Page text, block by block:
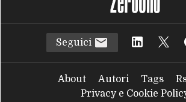
Seguici
About Autori Tags
Privacy e Cookie